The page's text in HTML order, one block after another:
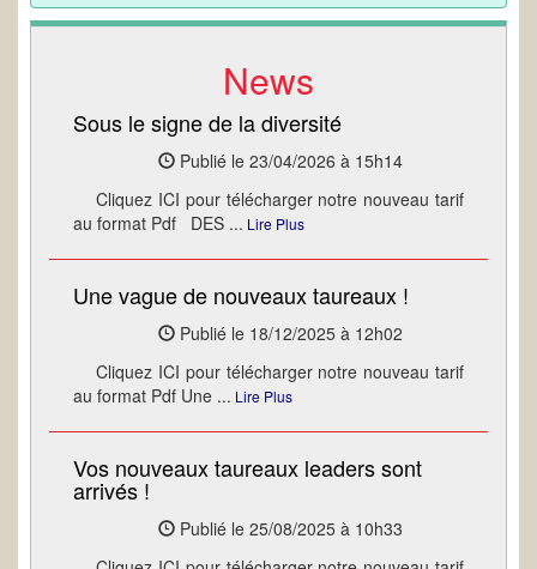
News
Sous le signe de la diversité
Publié le 23/04/2026 à 15h14
Cliquez ICI pour télécharger notre nouveau tarif
au format Pdf DES ... Lire Plus
Une vague de nouveaux taureaux !
Publié le 18/12/2025 à 12h02
Cliquez ICI pour télécharger notre nouveau tarif
au format Pdf Une ... Lire Plus
Vos nouveaux taureaux leaders sont
arrivés !
Publié le 25/08/2025 à 10h33